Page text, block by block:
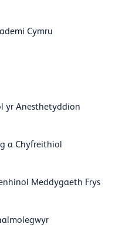
Cymru
yr Anesthetyddion
a Chyfreithiol
Meddygaeth Frys